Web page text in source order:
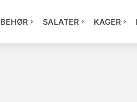
SALATER KAGER